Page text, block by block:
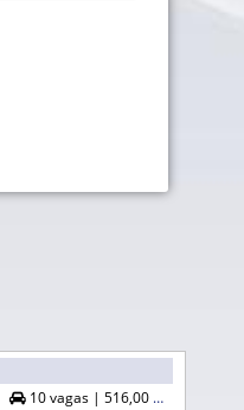
10 vagas | 516,00 m² A. Útil |